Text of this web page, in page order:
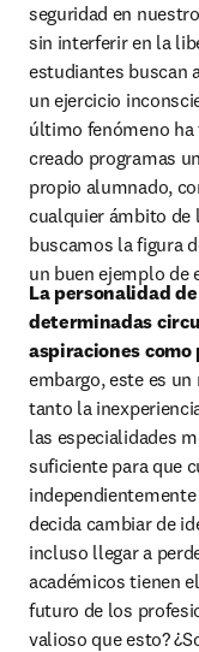
seguridad en
sin interferir en la
estudiantes buscan
un ejercicio
último fenómeno ha
creado programas
propio alumnado,
cualquier ámbito de
buscamos la figura
un buen ejemplo de
La personalidad
determinadas
aspiraciones
embargo, este es
tanto la
las especialidades
suficiente para que
decida cambiar de
incluso llegar a
académicos tienen
futuro de los
valioso que esto?